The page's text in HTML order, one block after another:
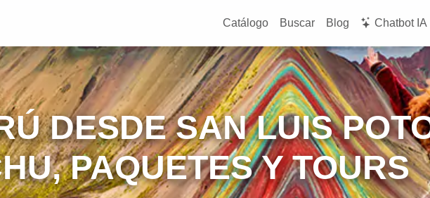
Catálogo Buscar Blog Chatbot IA
DESDE SAN LUIS
PAQUETES Y TOURS